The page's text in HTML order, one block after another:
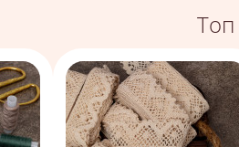
Топ